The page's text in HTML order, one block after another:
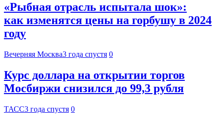
«Рыбная отрасль испытала шок»:
как изменятся цены на горбушу в 2024
году
Вечерняя Москва3 года спустя 0
Курс доллара на открытии торгов
Мосбиржи снизился до 99,3 рубля
ТАСС3 года спустя 0